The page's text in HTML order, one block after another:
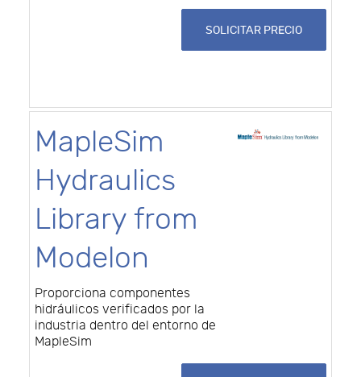
SOLICITAR PRECIO
MapleSim
Hydraulics
Library from
Modelon
Proporciona componentes
hidráulicos verificados por la
industria dentro del entorno de
MapleSim